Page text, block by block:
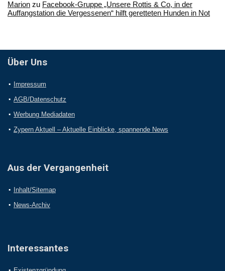
Marion zu Facebook-Gruppe „Unsere Rottis & Co, in der
Auffangstation die Vergessenen“ hilft geretteten Hunden in Not
Über Uns
Impressum
AGB/Datenschutz
Werbung Mediadaten
Zypern Aktuell – Aktuelle Einblicke, spannende News
Aus der Vergangenheit
Inhalt/Sitemap
News-Archiv
Interessantes